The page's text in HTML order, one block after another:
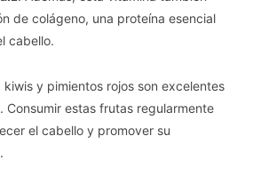
de colágeno, una proteína esencial
cabello.
y pimientos rojos son excelentes
. Consumir estas frutas regularmente
el cabello y promover su